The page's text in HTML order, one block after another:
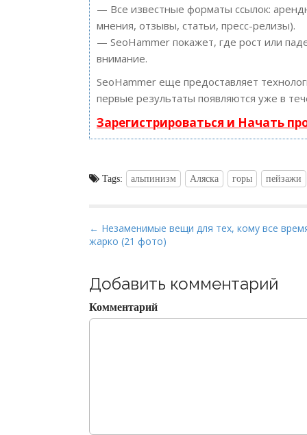
— Все известные форматы ссылок:
мнения, отзывы, статьи, пресс-релизы).
— SeoHammer покажет, где рост или
внимание.
SeoHammer еще предоставляет
первые результаты появляются уже в
Зарегистрироваться и Начать
Tags: альпинизм Аляска горы пейзажи
P
o
t
n
a
← Незаменимые вещи для тех, кому все
жарко (21 фото)
Добавить комментарий
Комментарий